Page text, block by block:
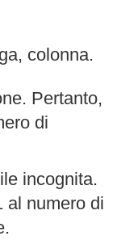
colonna.
Pertanto,
di
incognita.
al numero di